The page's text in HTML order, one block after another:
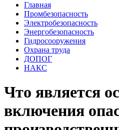
Главная
Промбезопасность
Электробезопасность
Энергобезопасность
Гидросооружения
Охрана труда
ДОПОГ
НАКС
Что является
включения